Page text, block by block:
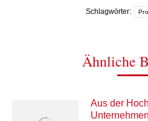
Schlagwörter:
Ähnliche
Aus der